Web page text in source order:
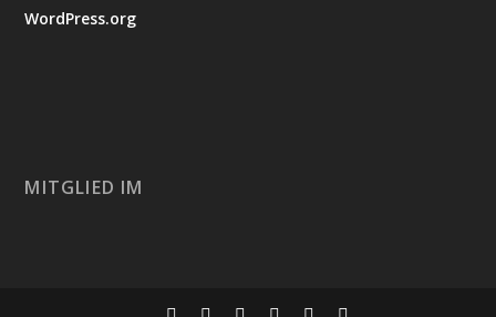
WordPress.org
MITGLIED IM